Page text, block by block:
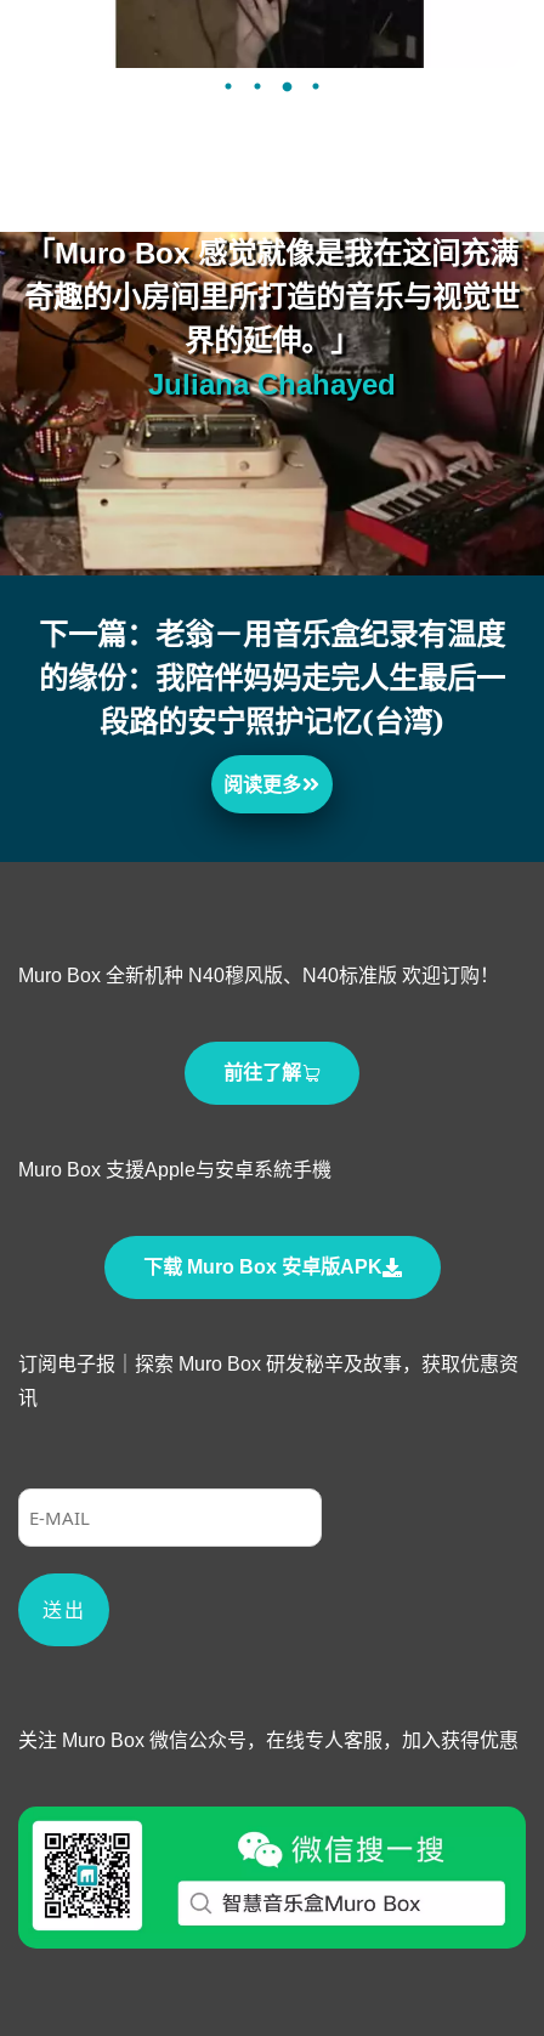
「Muro Box 感觉就像是我在这间充满
奇趣的小房间里所打造的音乐与视觉世
界的延伸。」
Juliana Chahayed
下一篇：老翁－用音乐盒纪录有温度
的缘份：我陪伴妈妈走完人生最后一
段路的安宁照护记忆(台湾)
阅读更多
Muro Box 全新机种 N40穆风版、N40标准版 欢迎订购！
前往了解
Muro Box 支援Apple与安卓系統手機
下载 Muro Box 安卓版APK
订阅电子报｜探索 Muro Box 研发秘辛及故事，获取优惠资
讯
关注 Muro Box 微信公众号，在线专人客服，加入获得优惠